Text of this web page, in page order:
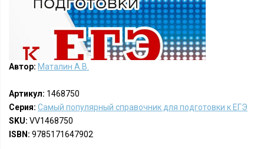
Автор: Маталин А.В.
Артикул: 1468750
Серия: Самый популярный справочник для подготовки к ЕГЭ
SKU: VV1468750
ISBN: 9785171647902